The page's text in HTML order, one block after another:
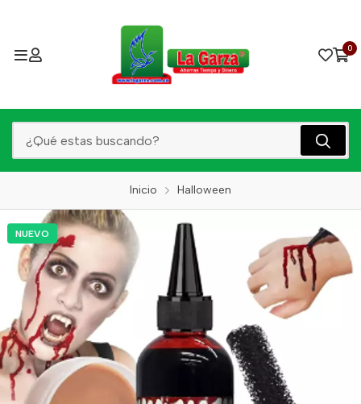
0
Inicio Halloween
NUEVO